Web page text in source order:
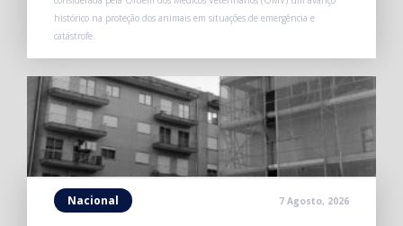
histórico na proteção dos animais em situações de emergência e
catástrofe.
Nacional 7 Agosto, 2026